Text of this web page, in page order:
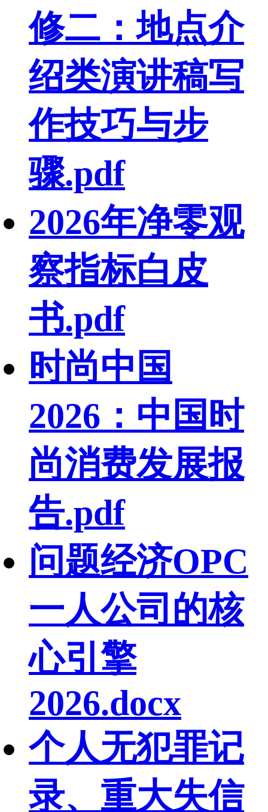
修二：地点介
绍类演讲稿写
作技巧与步
骤.pdf
2026年净零观
察指标白皮
书.pdf
时尚中国
2026：中国时
尚消费发展报
告.pdf
问题经济OPC
一人公司的核
心引擎
2026.docx
个人无犯罪记
录、重大失信